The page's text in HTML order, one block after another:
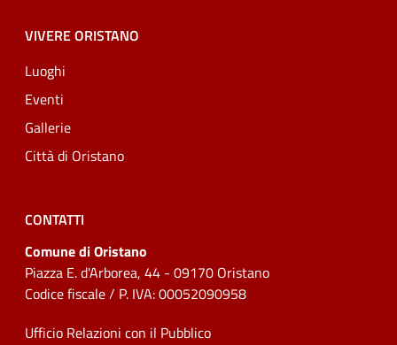
VIVERE ORISTANO
Luoghi
Eventi
Gallerie
Città di Oristano
CONTATTI
Comune di Oristano
Piazza E. d'Arborea, 44 - 09170 Oristano
Codice fiscale / P. IVA: 00052090958
Ufficio Relazioni con il Pubblico